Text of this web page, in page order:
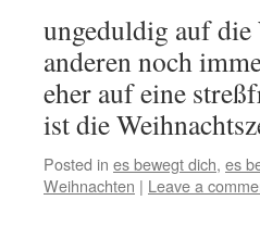
ungeduldig auf die
anderen noch
eher auf eine
ist die
Posted in es bewegt dich, es
Weihnachten | Leave a